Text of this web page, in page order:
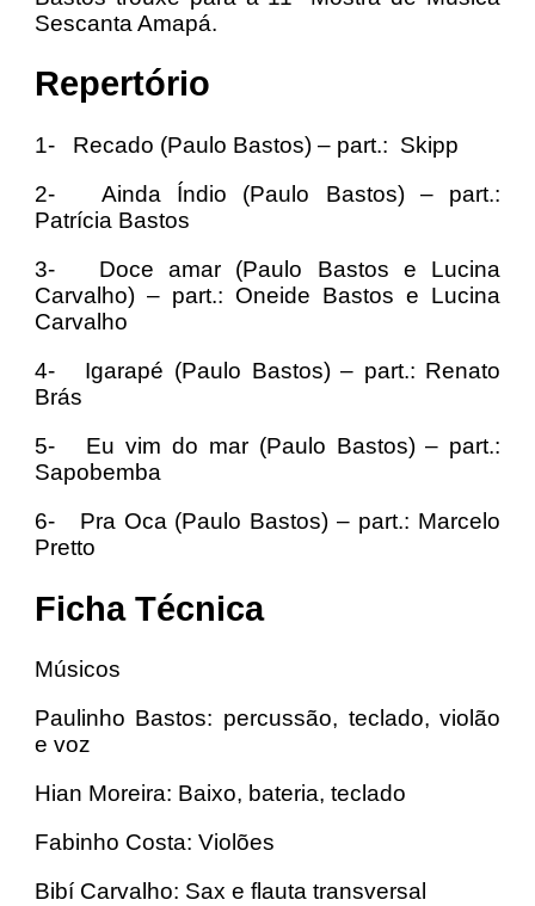
Sescanta Amapá.
Repertório
1- Recado (Paulo Bastos) – part.: Skipp
2- Ainda Índio (Paulo Bastos) – part.:
Patrícia Bastos
3- Doce amar (Paulo Bastos e Lucina
Carvalho) – part.: Oneide Bastos e Lucina
Carvalho
4- Igarapé (Paulo Bastos) – part.: Renato
Brás
5- Eu vim do mar (Paulo Bastos) – part.:
Sapobemba
6- Pra Oca (Paulo Bastos) – part.: Marcelo
Pretto
Ficha Técnica
Músicos
Paulinho Bastos: percussão, teclado, violão
e voz
Hian Moreira: Baixo, bateria, teclado
Fabinho Costa: Violões
Bibí Carvalho: Sax e flauta transversal